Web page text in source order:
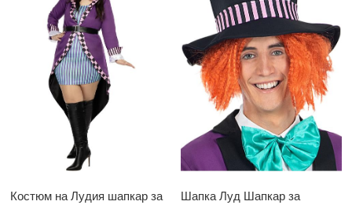
Костюм на Лудия шапкар за
Шапка Луд Шапкар за